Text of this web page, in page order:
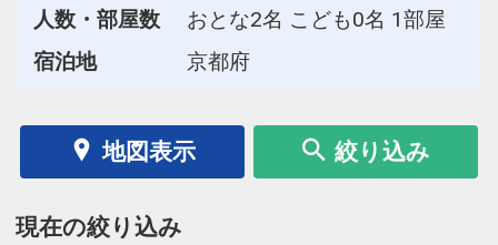
人数・部屋数
おとな2名 こども0名 1部屋
宿泊地
京都府
地図表示 絞り込み
現在の絞り込み